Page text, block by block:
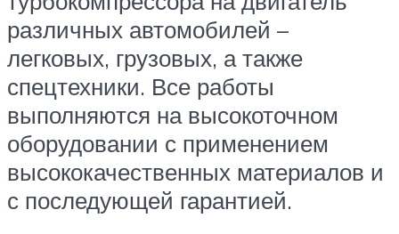
различных автомобилей –
легковых, грузовых, а также
спецтехники. Все работы
выполняются на высокоточном
оборудовании с применением
высококачественных материалов и
с последующей гарантией.